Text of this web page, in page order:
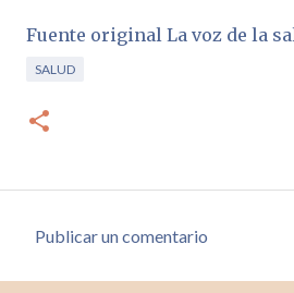
Fuente original La voz de la
SALUD
Publicar un comentario